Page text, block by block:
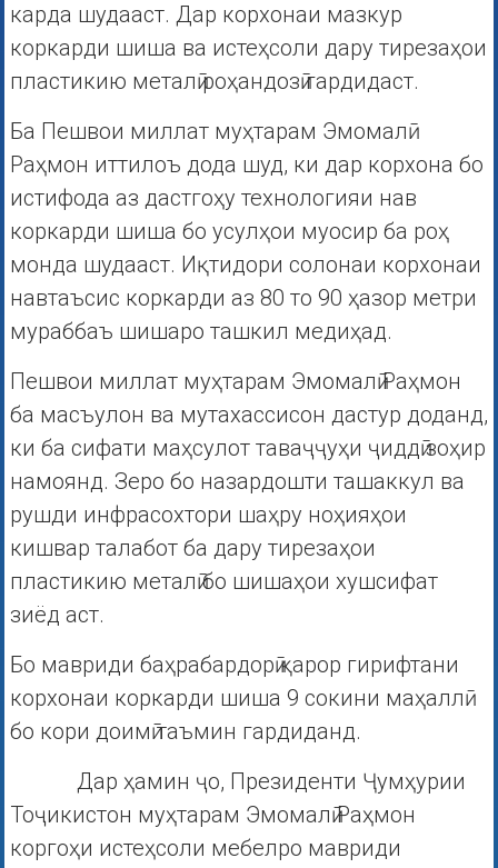
карда шудааст. Дар корхонаи мазкур
коркарди шиша ва истеҳсоли дару тирезаҳои
пластикию металӣ роҳандозӣ гардидаст.
Ба Пешвои миллат муҳтарам Эмомалӣ
Раҳмон иттилоъ дода шуд, ки дар корхона бо
истифода аз дастгоҳу технологияи нав
коркарди шиша бо усулҳои муосир ба роҳ
монда шудааст. Иқтидори солонаи корхонаи
навтаъсис коркарди аз 80 то 90 ҳазор метри
мураббаъ шишаро ташкил медиҳад.
Пешвои миллат муҳтарам Эмомалӣ Раҳмон
ба масъулон ва мутахассисон дастур доданд,
ки ба сифати маҳсулот таваҷҷуҳи ҷиддӣ зоҳир
намоянд. Зеро бо назардошти ташаккул ва
рушди инфрасохтори шаҳру ноҳияҳои
кишвар талабот ба дару тирезаҳои
пластикию металӣ бо шишаҳои хушсифат
зиёд аст.
Бо мавриди баҳрабардорӣ қарор гирифтани
корхонаи коркарди шиша 9 сокини маҳаллӣ
бо кори доимӣ таъмин гардиданд.
Дар ҳамин ҷо, Президенти Ҷумҳурии
Тоҷикистон муҳтарам Эмомалӣ Раҳмон
коргоҳи истеҳсоли мебелро мавриди